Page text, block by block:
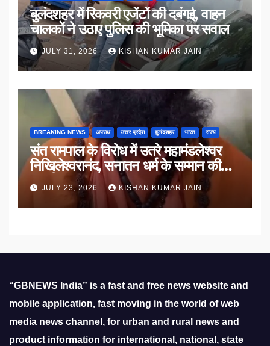
बुलंदशहर में रिकवरी एजेंटों की दबंगई, वाहन
चालकों ने उठाए पुलिस की भूमिका पर सवाल
JULY 31, 2026 KISHAN KUMAR JAIN
BREAKING NEWS अपराध उत्तर प्रदेश बुलंदशहर भारत राज्य
संत रामपाल के विरोध में उतरे महामंडलेश्वर
निखिलेश्वरानंद, सनातन धर्म के सम्मान की
उठाई मांग
JULY 23, 2026 KISHAN KUMAR JAIN
“GBNEWS India” is a fast and free news website and
mobile application, fast moving in the world of web
media news channel, for urban and rural news and
product information for international, national, state